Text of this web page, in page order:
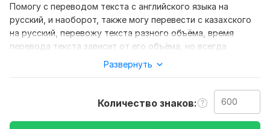
Помогу с переводом текста с английского языка на
русский, и наоборот, также могу перевести с казахского
на русский, перевожу текста разного объёма, время
перевода текста зависит от его объёма, но всегда
выполняю быстро в сроки
От вас нужен лишь текст и время, за которое я должна
выполнить работу, могу переводить не только сплошные
текста, но также комиксы и т.д
Развернуть
Количество знаков